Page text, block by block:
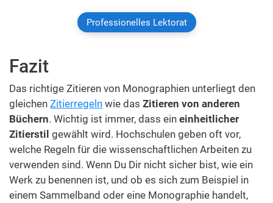
Professionelles Lektorat
Fazit
Das richtige Zitieren von Monographien unterliegt den
gleichen Zitierregeln wie das Zitieren von anderen
Büchern. Wichtig ist immer, dass ein einheitlicher
Zitierstil gewählt wird. Hochschulen geben oft vor,
welche Regeln für die wissenschaftlichen Arbeiten zu
verwenden sind. Wenn Du Dir nicht sicher bist, wie ein
Werk zu benennen ist, und ob es sich zum Beispiel in
einem Sammelband oder eine Monographie handelt,